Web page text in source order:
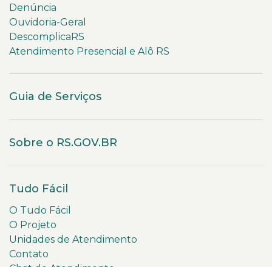
Denúncia
Ouvidoria-Geral
DescomplicaRS
Atendimento Presencial e Alô RS
Guia de Serviços
Sobre o RS.GOV.BR
Tudo Fácil
O Tudo Fácil
O Projeto
Unidades de Atendimento
Contato